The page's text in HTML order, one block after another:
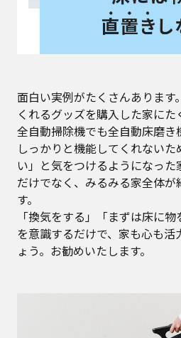
面白い実例がたくさんあります
くれるグッズを購入した家にた
全自動掃除機でも全自動床磨き
しっかりと機能してくれない
い」と気をつけるようになっ
だけでなく、みるみる家全体
す。
「換気をする」「まずは床に
を意識するだけで、家も心も活
ょう。お勧めいたします。